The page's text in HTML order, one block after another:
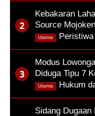
Kebakaran
Source
Peristiwa,
Utama
Modus
Diduga Tipu 7
Hukum
Utama
Sidang